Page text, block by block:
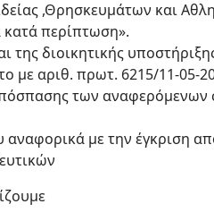
,Θρησκευμάτων και
κατά περίπτωση».
της διοικητικής
με αριθ. πρωτ. 6215/11-05-
των αναφερόμενων
αναφορικά με την έγκριση